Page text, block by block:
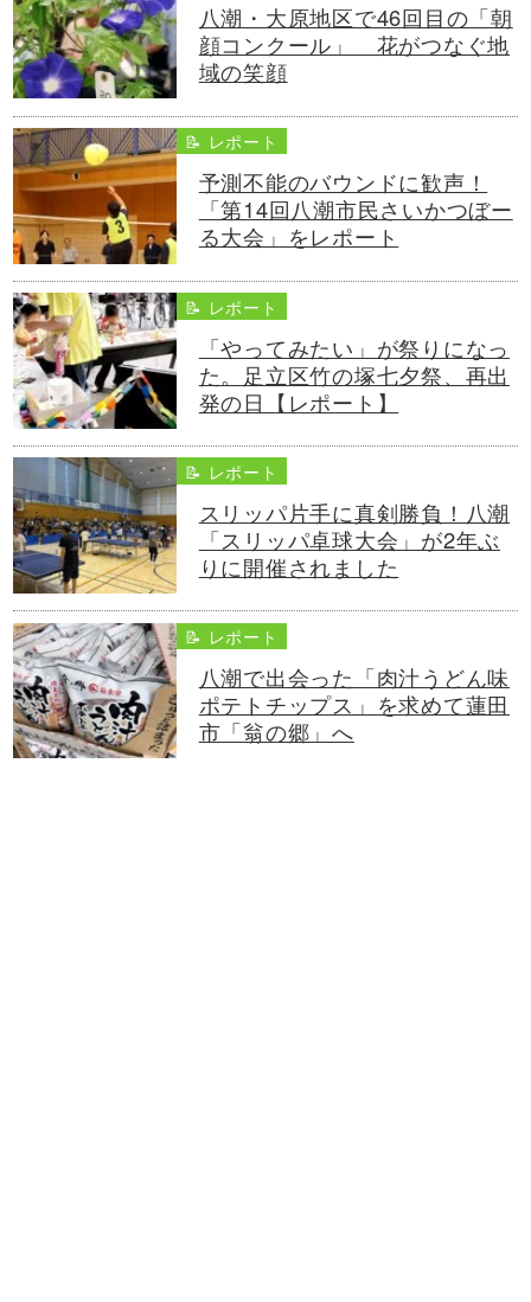
八潮・大原地区で46回目の「朝
顔コンクール」 花がつなぐ地
域の笑顔
📝 レポート
予測不能のバウンドに歓声！
「第14回八潮市民さいかつぼー
る大会」をレポート
📝 レポート
「やってみたい」が祭りになっ
た。足立区竹の塚七夕祭、再出
発の日【レポート】
📝 レポート
スリッパ片手に真剣勝負！八潮
「スリッパ卓球大会」が2年ぶ
りに開催されました
📝 レポート
八潮で出会った「肉汁うどん味
ポテトチップス」を求めて蓮田
市「翁の郷」へ